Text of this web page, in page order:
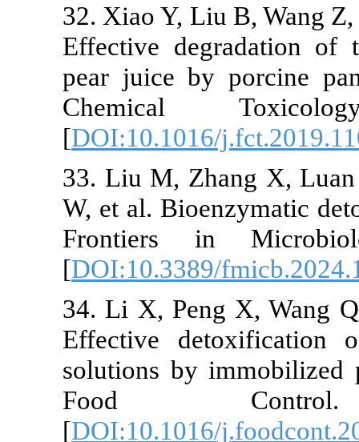
32. Xiao Y, Liu B,
Effective
pear juice by
Chemical
[DOI:10.1016/
33. Liu M, Zhang
W, et al.
Frontiers in
[DOI:10.3389/
34. Li X, Peng X,
Effective
solutions by
Food
[DOI:10.1016/